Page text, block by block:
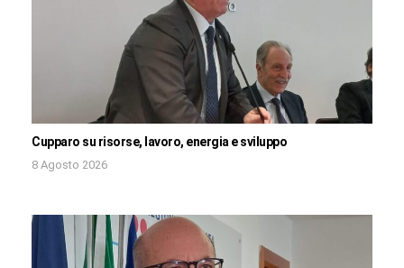
Cupparo su risorse, lavoro, energia e sviluppo
8 Agosto 2026